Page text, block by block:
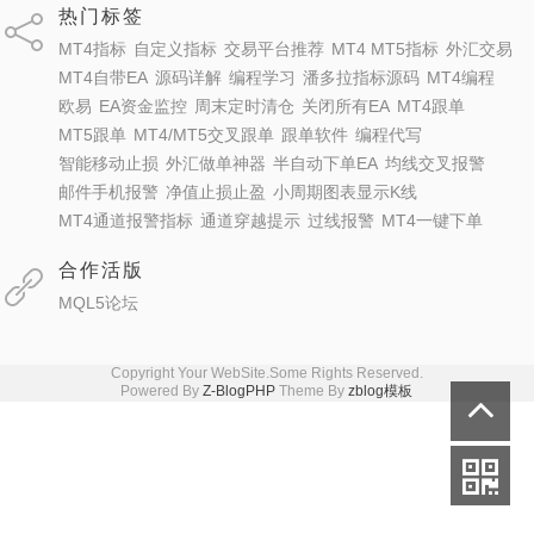
热门标签
MT4指标 自定义指标 交易平台推荐 MT4 MT5指标 外汇交易
MT4自带EA 源码详解 编程学习 潘多拉指标源码 MT4编程
欧易 EA资金监控 周末定时清仓 关闭所有EA MT4跟单
MT5跟单 MT4/MT5交叉跟单 跟单软件 编程代写
智能移动止损 外汇做单神器 半自动下单EA 均线交叉报警
邮件手机报警 净值止损止盈 小周期图表显示K线
MT4通道报警指标 通道穿越提示 过线报警 MT4一键下单
合作活版
MQL5论坛
Copyright Your WebSite.Some Rights Reserved.
Powered ByZ-BlogPHP Theme Byzblog模板